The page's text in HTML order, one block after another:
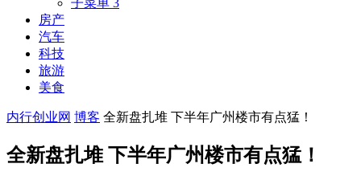
子菜单 3
房产
汽车
科技
旅游
美食
内行创业网 博客 全新盘扎堆 下半年广州楼市有点猛！
全新盘扎堆 下半年广州楼市有点猛！